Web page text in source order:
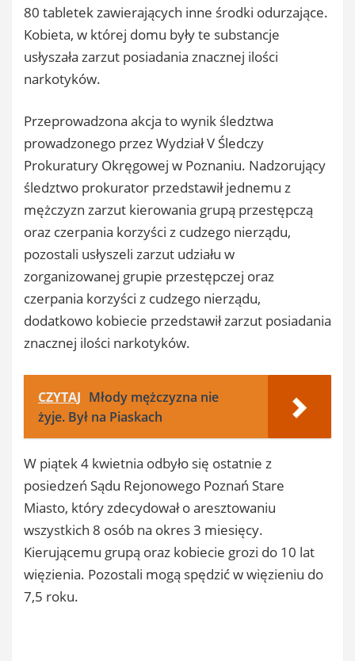
80 tabletek zawierających inne środki odurzające.
Kobieta, w której domu były te substancje
usłyszała zarzut posiadania znacznej ilości
narkotyków.
Przeprowadzona akcja to wynik śledztwa
prowadzonego przez Wydział V Śledczy
Prokuratury Okręgowej w Poznaniu. Nadzorujący
śledztwo prokurator przedstawił jednemu z
mężczyzn zarzut kierowania grupą przestępczą
oraz czerpania korzyści z cudzego nierządu,
pozostali usłyszeli zarzut udziału w
zorganizowanej grupie przestępczej oraz
czerpania korzyści z cudzego nierządu,
dodatkowo kobiecie przedstawił zarzut posiadania
znacznej ilości narkotyków.
CZYTAJ Młody mężczyzna nie
żyje. Był na Piaskach
W piątek 4 kwietnia odbyło się ostatnie z
posiedzeń Sądu Rejonowego Poznań Stare
Miasto, który zdecydował o aresztowaniu
wszystkich 8 osób na okres 3 miesięcy.
Kierującemu grupą oraz kobiecie grozi do 10 lat
więzienia. Pozostali mogą spędzić w więzieniu do
7,5 roku.